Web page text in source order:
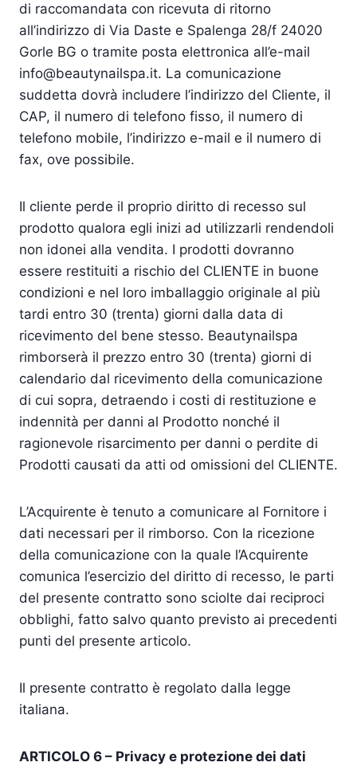
di raccomandata con ricevuta di ritorno
all’indirizzo di Via Daste e Spalenga 28/f 24020
Gorle BG o tramite posta elettronica all’e-mail
info@beautynailspa.it. La comunicazione
suddetta dovrà includere l’indirizzo del Cliente, il
CAP, il numero di telefono fisso, il numero di
telefono mobile, l’indirizzo e-mail e il numero di
fax, ove possibile.
Il cliente perde il proprio diritto di recesso sul
prodotto qualora egli inizi ad utilizzarli rendendoli
non idonei alla vendita. I prodotti dovranno
essere restituiti a rischio del CLIENTE in buone
condizioni e nel loro imballaggio originale al più
tardi entro 30 (trenta) giorni dalla data di
ricevimento del bene stesso. Beautynailspa
rimborserà il prezzo entro 30 (trenta) giorni di
calendario dal ricevimento della comunicazione
di cui sopra, detraendo i costi di restituzione e
indennità per danni al Prodotto nonché il
ragionevole risarcimento per danni o perdite di
Prodotti causati da atti od omissioni del CLIENTE.
L’Acquirente è tenuto a comunicare al Fornitore i
dati necessari per il rimborso. Con la ricezione
della comunicazione con la quale l’Acquirente
comunica l’esercizio del diritto di recesso, le parti
del presente contratto sono sciolte dai reciproci
obblighi, fatto salvo quanto previsto ai precedenti
punti del presente articolo.
Il presente contratto è regolato dalla legge
italiana.
ARTICOLO 6 – Privacy e protezione dei dati